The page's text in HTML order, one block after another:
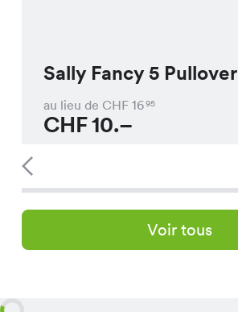
Sally Fancy 5 Pullover
au lieu de CHF 1695
CHF10.–
Voir tous